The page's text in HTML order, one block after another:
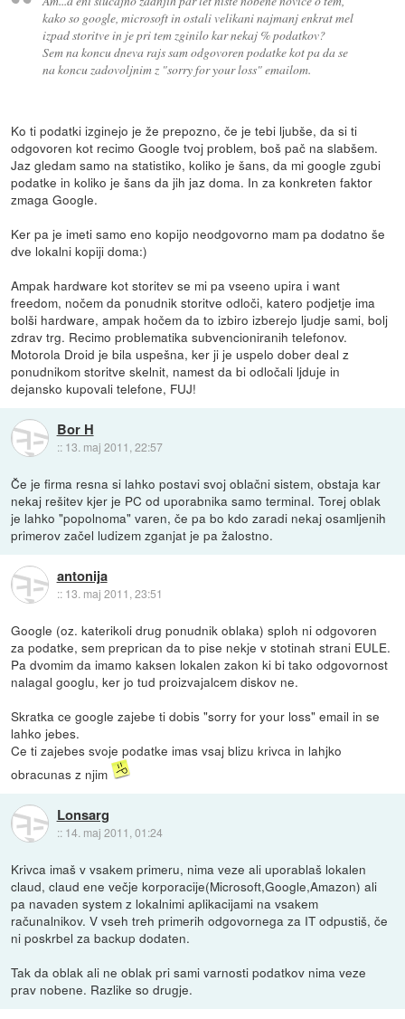
kako so google, microsoft in ostali velikani najmanj enkrat mel
izpad storitve in je pri tem zginilo kar nekaj % podatkov?
Sem na koncu dneva rajs sam odgovoren podatke kot pa da se
na koncu zadovoljnim z "sorry for your loss" emailom.
Ko ti podatki izginejo je že prepozno, če je tebi ljubše, da si ti
odgovoren kot recimo Google tvoj problem, boš pač na slabšem.
Jaz gledam samo na statistiko, koliko je šans, da mi google zgubi
podatke in koliko je šans da jih jaz doma. In za konkreten faktor
zmaga Google.
Ker pa je imeti samo eno kopijo neodgovorno mam pa dodatno še
dve lokalni kopiji doma:)
Ampak hardware kot storitev se mi pa vseeno upira i want
freedom, nočem da ponudnik storitve odloči, katero podjetje ima
bolši hardware, ampak hočem da to izbiro izberejo ljudje sami, bolj
zdrav trg. Recimo problematika subvencioniranih telefonov.
Motorola Droid je bila uspešna, ker ji je uspelo dober deal z
ponudnikom storitve skelnit, namest da bi odločali ljduje in
dejansko kupovali telefone, FUJ!
Bor H
:: 13. maj 2011, 22:57
Če je firma resna si lahko postavi svoj oblačni sistem, obstaja kar
nekaj rešitev kjer je PC od uporabnika samo terminal. Torej oblak
je lahko "popolnoma" varen, če pa bo kdo zaradi nekaj osamljenih
primerov začel ludizem zganjat je pa žalostno.
antonija
:: 13. maj 2011, 23:51
Google (oz. katerikoli drug ponudnik oblaka) sploh ni odgovoren
za podatke, sem preprican da to pise nekje v stotinah strani EULE.
Pa dvomim da imamo kaksen lokalen zakon ki bi tako odgovornost
nalagal googlu, ker jo tud proizvajalcem diskov ne.
Skratka ce google zajebe ti dobis "sorry for your loss" email in se
lahko jebes.
Ce ti zajebes svoje podatke imas vsaj blizu krivca in lahjko
obracunas z njim
Lonsarg
:: 14. maj 2011, 01:24
Krivca imaš v vsakem primeru, nima veze ali uporablaš lokalen
claud, claud ene večje korporacije(Microsoft,Google,Amazon) ali
pa navaden system z lokalnimi aplikacijami na vsakem
računalnikov. V vseh treh primerih odgovornega za IT odpustiš, če
ni poskrbel za backup dodaten.
Tak da oblak ali ne oblak pri sami varnosti podatkov nima veze
prav nobene. Razlike so drugje.